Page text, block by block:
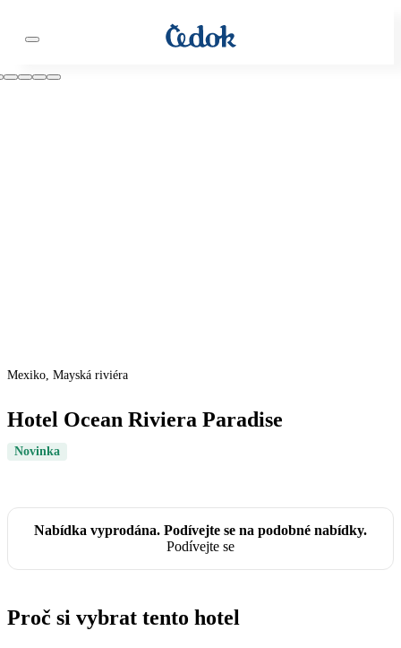
Mexiko, Mayská riviéra
Hotel Ocean Riviera Paradise
Novinka
Nabídka vyprodána. Podívejte se na podobné nabídky.
Podívejte se
Proč si vybrat tento hotel